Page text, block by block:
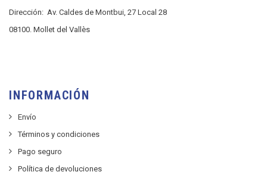
Dirección: Av. Caldes de Montbui, 27 Local 28
08100. Mollet del Vallès
INFORMACIÓN
Envío
Términos y condiciones
Pago seguro
Política de devoluciones